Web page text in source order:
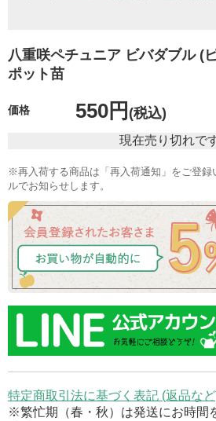
八重咲ペチュニア ビバダブル (
ポット苗
価格 550円 (税込)
現在売り切れで
※再入荷する商品は「再入荷通知」をご登録
ルでお知らせします。
特定商取引法に基づく表記 (返品な
※繁忙期（春・秋）は発送にお時間